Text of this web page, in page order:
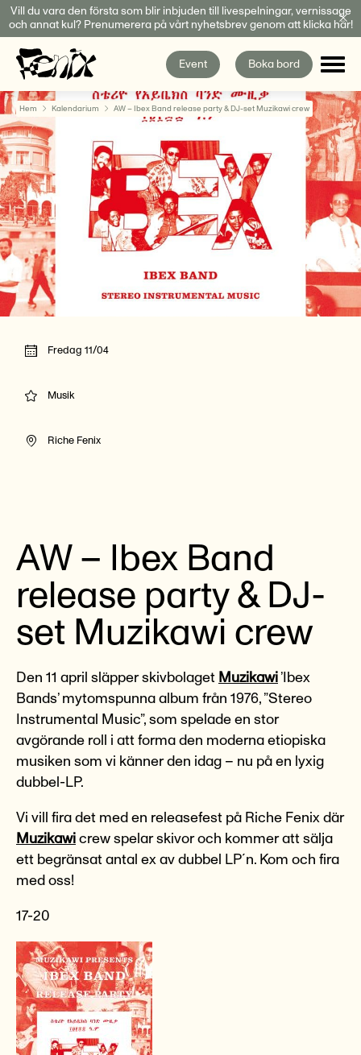
Fortsätt
till
innehållet
Vill du vara den första som blir inbjuden till livespelningar, vernissage
och annat kul? Prenumerera på vårt nyhetsbrev genom att klicka här!
Event Boka bord
Hem Kalendarium AW – Ibex Band release party & DJ-set Muzikawi crew
AW – Ibex Band
release party & DJ-
set Muzikawi crew
Den 11 april släpper skivbolaget Muzikawi ’Ibex
Bands’ mytomspunna album från 1976, ”Stereo
Instrumental Music”, som spelade en stor
avgörande roll i att forma den moderna etiopiska
musiken som vi känner den idag – nu på en lyxig
dubbel-LP.
Vi vill fira det med en releasefest på Riche Fenix där
Muzikawi crew spelar skivor och kommer att sälja
ett begränsat antal ex av dubbel LP´n. Kom och fira
med oss!
17-20
Fredag 11/04
Musik
Riche Fenix